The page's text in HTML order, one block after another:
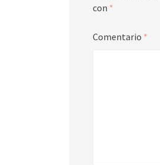
con *
Comentario *